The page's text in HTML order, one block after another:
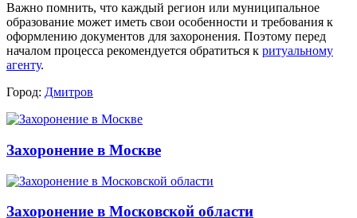
Важно помнить, что каждый регион или муниципальное
образование может иметь свои особенности и требования к
оформлению документов для захоронения. Поэтому перед
началом процесса рекомендуется обратиться к ритуальному
агенту.
Город: Дмитров
Захоронение в Москве
Захоронение в Московской области